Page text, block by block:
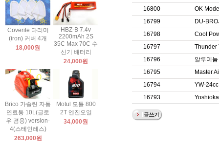
Coverite 다리미
(iron) 커버 4개
18,000원
HBZ-B 7.4v
2200mAh 2S
35C Max 70C 수
신기 배터리
24,000원
Brico 가솔린 자동
연료통 10L(글로
우 겸용) version-
4(스테인레스)
263,000원
Motul 모튤 800
2T 엔진오일
34,000원
16800
OK
16799
DU-
16798
Cool
16797
Thunder
16796
알루미
16795
Master
16794
YW-
16793